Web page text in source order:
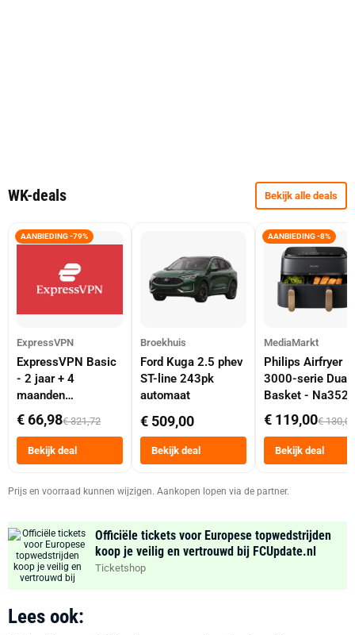
WK-deals Bekijk alle deals
AANBIEDING -79%
ExpressVPN
ExpressVPN Basic
- 2 jaar + 4
maanden
abonnement
€ 66,98€ 321,72
Bekijk deal
Broekhuis
Ford Kuga 2.5 phev
ST-line 243pk
automaat
€ 509,00
Bekijk deal
AANBIEDING -8%
MediaMarkt
Philips Airfryer
3000-serie Dual
Basket -
Dubbele Mand 9
Tot 6 Personen
Heteluchtfriteuse
Zwart
€ 119,00€ 130,00
Bekijk deal
Prijs en voorraad kunnen wijzigen. Aankopen lopen via de partner.
Officiële tickets voor Europese topwedstrijden
koop je veilig en vertrouwd bij FCUpdate.nl
Ticketshop
Lees ook: